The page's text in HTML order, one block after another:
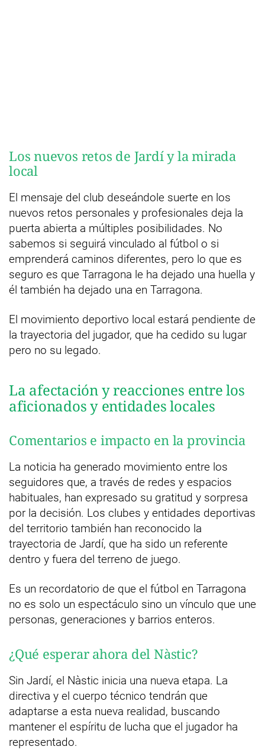
Los nuevos retos de Jardí y la mirada
local
El mensaje del club deseándole suerte en los
nuevos retos personales y profesionales deja la
puerta abierta a múltiples posibilidades. No
sabemos si seguirá vinculado al fútbol o si
emprenderá caminos diferentes, pero lo que es
seguro es que Tarragona le ha dejado una huella y
él también ha dejado una en Tarragona.
El movimiento deportivo local estará pendiente de
la trayectoria del jugador, que ha cedido su lugar
pero no su legado.
La afectación y reacciones entre los
aficionados y entidades locales
Comentarios e impacto en la provincia
La noticia ha generado movimiento entre los
seguidores que, a través de redes y espacios
habituales, han expresado su gratitud y sorpresa
por la decisión. Los clubes y entidades deportivas
del territorio también han reconocido la
trayectoria de Jardí, que ha sido un referente
dentro y fuera del terreno de juego.
Es un recordatorio de que el fútbol en Tarragona
no es solo un espectáculo sino un vínculo que une
personas, generaciones y barrios enteros.
¿Qué esperar ahora del Nàstic?
Sin Jardí, el Nàstic inicia una nueva etapa. La
directiva y el cuerpo técnico tendrán que
adaptarse a esta nueva realidad, buscando
mantener el espíritu de lucha que el jugador ha
representado.